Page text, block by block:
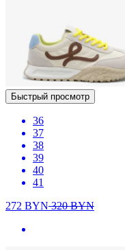
Быстрый просмотр
36
37
38
39
40
41
272 BYN320BYN